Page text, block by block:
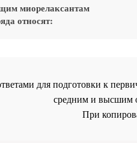
миорелаксантам
относят:
для подготовки к
средним и высшим
При